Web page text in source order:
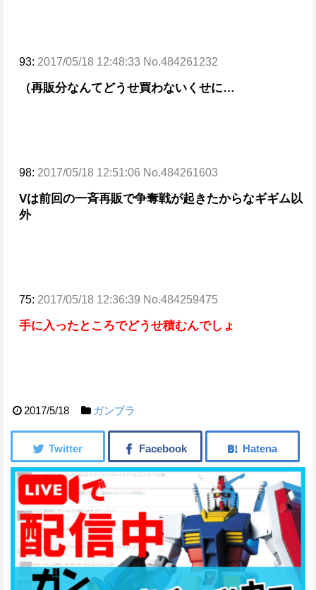
93: 2017/05/18 12:48:33 No.484261232
（再販分なんてどうせ買わないくせに…
98: 2017/05/18 12:51:06 No.484261603
Vは前回の一斉再販で争奪戦が起きたからなギギム以
外
75: 2017/05/18 12:36:39 No.484259475
手に入ったところでどうせ積むんでしょ
2017/5/18 ガンプラ